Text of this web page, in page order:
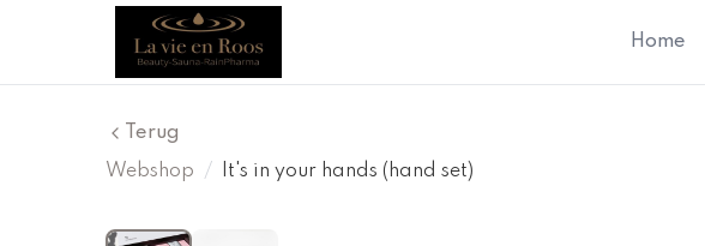
Home
Terug
Webshop
/ It's in your hands (hand set)